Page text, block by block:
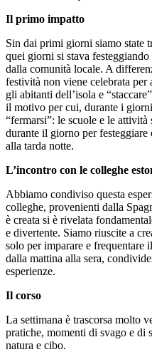
Il primo impatto
Sin dai primi giorni siamo state
quei giorni si stava
dalla comunità locale. A
festività non viene celebrata per
gli abitanti dell’isola e
il motivo per cui, durante i
“fermarsi”: le scuole e le
durante il giorno per festeggiare
alla tarda notte.
L’incontro con le colleghe
Abbiamo condiviso questa
colleghe, provenienti dalla
è creata si è rivelata
e divertente. Siamo riuscite a
solo per imparare e frequentare
dalla mattina alla sera,
esperienze.
Il corso
La settimana è trascorsa molto
pratiche, momenti di svago e di
natura e cibo.